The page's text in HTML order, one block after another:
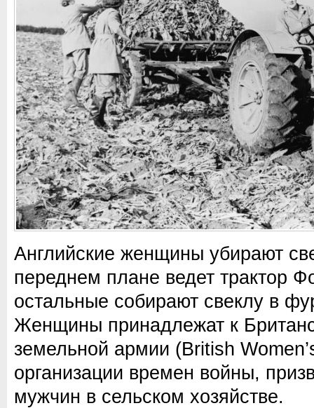
Английские женщины убирают
переднем плане ведет трактор
остальные собирают свеклу в
Женщины принадлежат к
земельной армии (British
организации времен войны,
мужчин в сельском хозяйстве.